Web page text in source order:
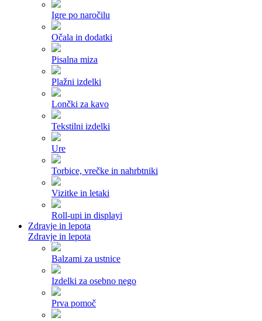
Igre po naročilu
Očala in dodatki
Pisalna miza
Plažni izdelki
Lončki za kavo
Tekstilni izdelki
Ure
Torbice, vrečke in nahrbtniki
Vizitke in letaki
Roll-upi in displayi
Zdravje in lepota
Zdravje in lepota
Balzami za ustnice
Izdelki za osebno nego
Prva pomoč